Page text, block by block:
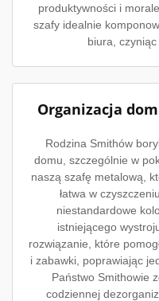
produktywności i
szafy idealnie
biura,
Organizacja
Rodzina Smithów
domu, szczególnie w
naszą szafę metalową,
łatwa w
niestandardowe
istniejącego
rozwiązanie, które
i zabawki, poprawiając
Państwo Smithowie
codziennej